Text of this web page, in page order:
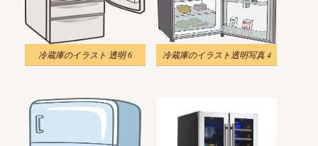
冷蔵庫のイラスト 透明 6 冷蔵庫のイラスト透明写真 4